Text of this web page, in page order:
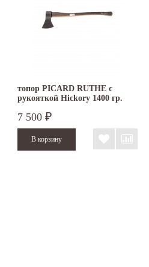
топор PICARD RUTHE с
рукояткой Hickory 1400 гр.
7 500 ₽